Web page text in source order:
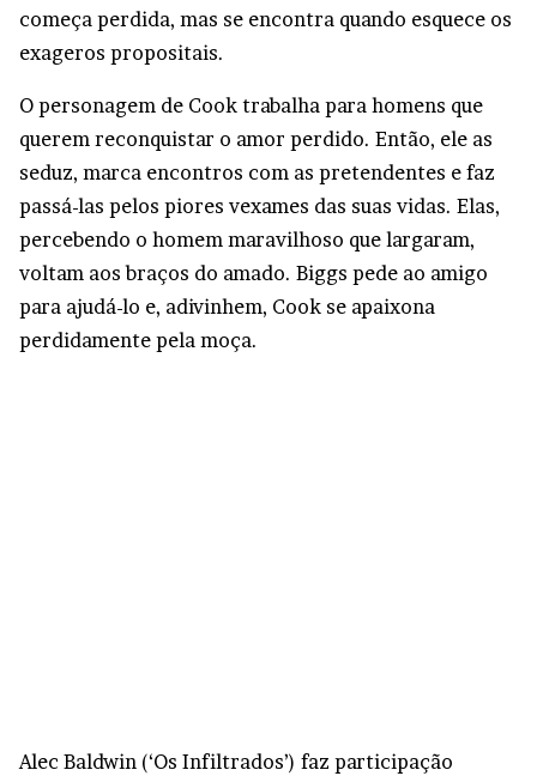
começa perdida, mas se encontra quando esquece os
exageros propositais.
O personagem de Cook trabalha para homens que
querem reconquistar o amor perdido. Então, ele as
seduz, marca encontros com as pretendentes e faz
passá-las pelos piores vexames das suas vidas. Elas,
percebendo o homem maravilhoso que largaram,
voltam aos braços do amado. Biggs pede ao amigo
para ajudá-lo e, adivinhem, Cook se apaixona
perdidamente pela moça.
Alec Baldwin (‘Os Infiltrados’) faz participação